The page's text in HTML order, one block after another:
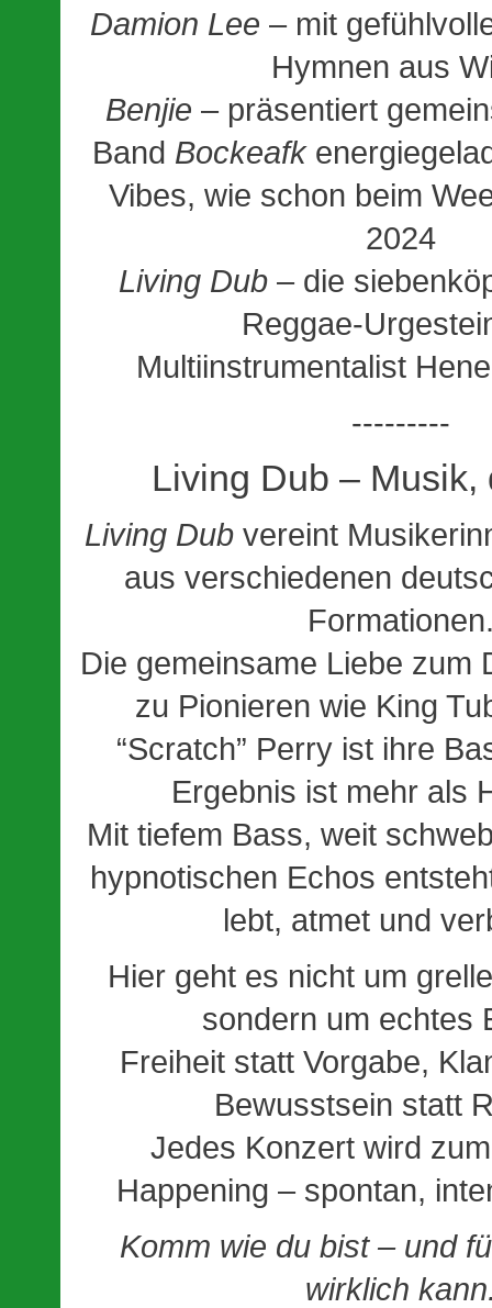
Damion Lee – mit
Hymnen aus
Benjie – präsentiert
Band Bockeafk
Vibes, wie schon beim
2024
Living Dub– die
Reggae-
Multiinstrumentalist
---------
Living Dub – Musik,
Living Dubvereint
aus verschiedenen
Die gemeinsame Liebe zum
zu Pionieren wie King
“Scratch” Perry ist ihre
Ergebnis ist mehr als
Mit tiefem Bass, weit
hypnotischen Echos
lebt, atmet und
Hier geht es nicht um
sondern um echtes
Freiheit statt Vorgabe,
Bewusstsein statt
Jedes Konzert wird
Happening – spontan,
Komm wie du bist – und
wirklich